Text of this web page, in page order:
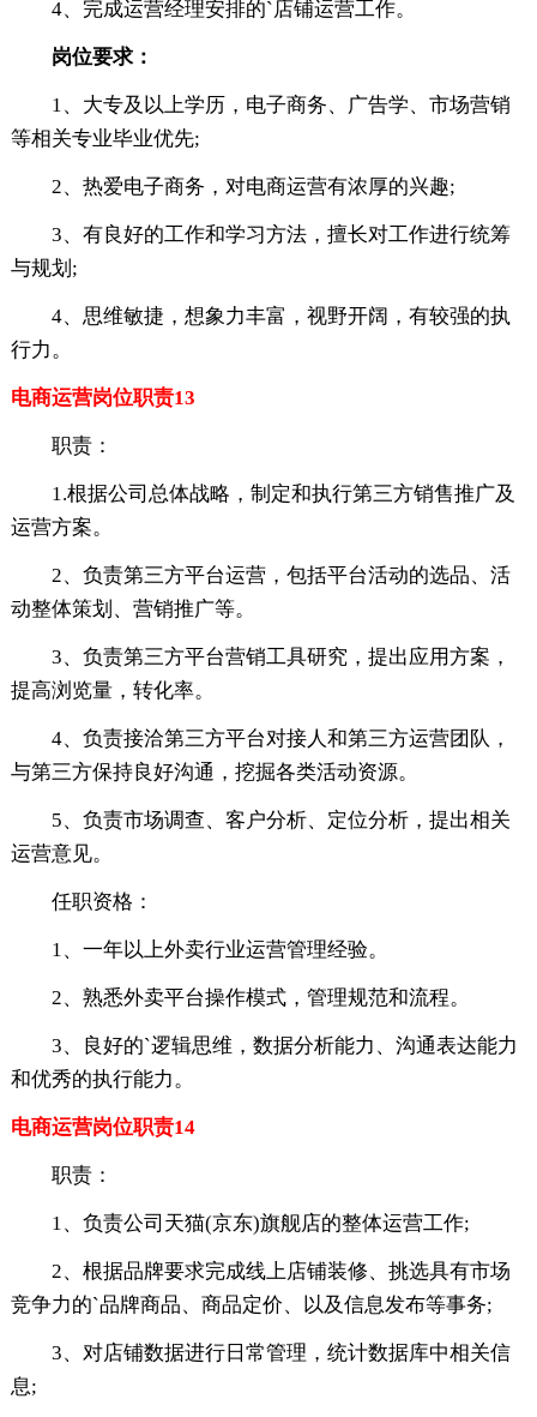
4、完成运营经理安排的`店铺运营工作。
岗位要求：
1、大专及以上学历，电子商务、广告学、市场营销
等相关专业毕业优先;
2、热爱电子商务，对电商运营有浓厚的兴趣;
3、有良好的工作和学习方法，擅长对工作进行统筹
与规划;
4、思维敏捷，想象力丰富，视野开阔，有较强的执
行力。
电商运营岗位职责13
职责：
1.根据公司总体战略，制定和执行第三方销售推广及
运营方案。
2、负责第三方平台运营，包括平台活动的选品、活
动整体策划、营销推广等。
3、负责第三方平台营销工具研究，提出应用方案，
提高浏览量，转化率。
4、负责接洽第三方平台对接人和第三方运营团队，
与第三方保持良好沟通，挖掘各类活动资源。
5、负责市场调查、客户分析、定位分析，提出相关
运营意见。
任职资格：
1、一年以上外卖行业运营管理经验。
2、熟悉外卖平台操作模式，管理规范和流程。
3、良好的`逻辑思维，数据分析能力、沟通表达能力
和优秀的执行能力。
电商运营岗位职责14
职责：
1、负责公司天猫(京东)旗舰店的整体运营工作;
2、根据品牌要求完成线上店铺装修、挑选具有市场
竞争力的`品牌商品、商品定价、以及信息发布等事务;
3、对店铺数据进行日常管理，统计数据库中相关信
息;